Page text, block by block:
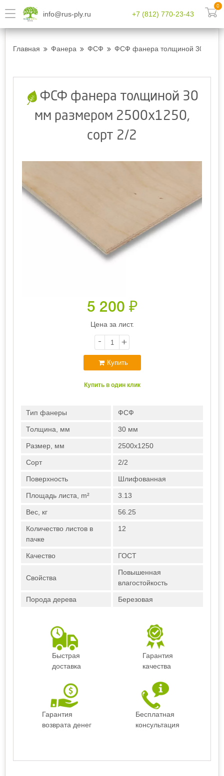
info@rus-ply.ru +7 (812) 770-23-43
0
Главная Фанера ФСФ ФСФ фанера толщиной 30 мм
ФСФ фанера толщиной 30
мм размером 2500х1250,
сорт 2/2
5 200 ₽
Цена за лист.
- +
Купить
Купить в один клик
Тип фанеры ФСФ
Толщина, мм 30 мм
Размер, мм 2500х1250
Сорт 2/2
Поверхность Шлифованная
Площадь листа, m² 3.13
Вес, кг 56.25
Количество листов в
пачке
12
Качество ГОСТ
Свойства
Повышенная
влагостойкость
Порода дерева Березовая
Быстрая
доставка
Гарантия
качества
Гарантия
возврата денег
Бесплатная
консультация